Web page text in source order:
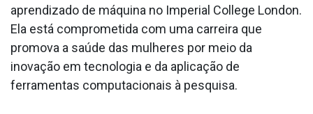
aprendizado de máquina no Imperial College London.
Ela está comprometida com uma carreira que
promova a saúde das mulheres por meio da
inovação em tecnologia e da aplicação de
ferramentas computacionais à pesquisa.